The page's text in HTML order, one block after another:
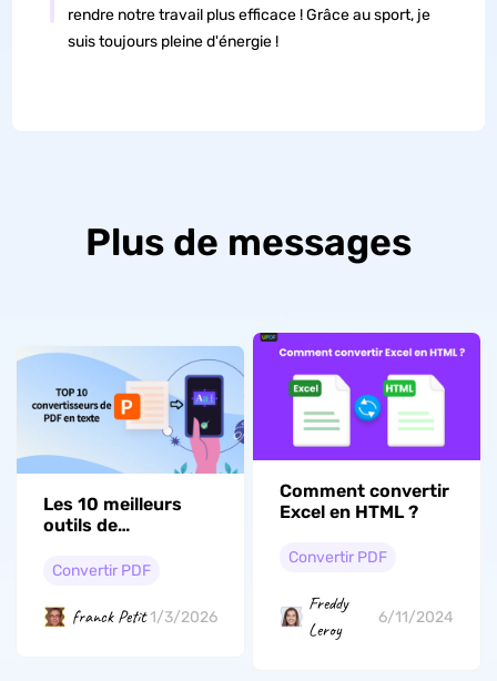
rendre notre travail plus efficace ! Grâce au sport, je
suis toujours pleine d'énergie !
Plus de messages
Les 10 meilleurs
outils de
en texte en 2026
Convertir PDF
franck Petit 1/3/2026
Comment convertir
Excel en HTML ?
Convertir PDF
Freddy
Leroy
6/11/2024